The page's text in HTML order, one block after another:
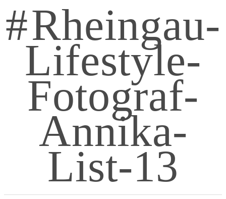
Rheingau-
Lifestyle-
Fotograf-
Annika-
List-13